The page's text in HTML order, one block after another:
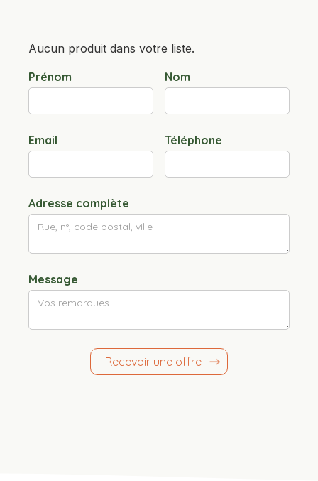
Aucun produit dans votre liste.
Prénom
Nom
Email Téléphone
Adresse complète
Message